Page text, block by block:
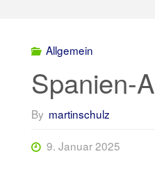
Allgemein
Spanien-
By martinschulz
9. Januar 2025